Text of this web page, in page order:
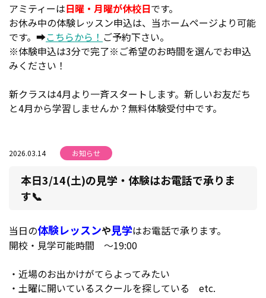
アミティーは日曜・月曜が休校日です。
お休み中の体験レッスン申込は、当ホームページより可能
です。➡こちらから！ ご予約下さい。
※体験申込は3分で完了※ご希望のお時間を選んでお申込
みください！
新クラスは4月より一斉スタートします。新しいお友だち
と4月から学習しませんか？無料体験受付中です。
2026.03.14 お知らせ
本日3/14(土)の見学・体験はお電話で承りま
す📞
当日の体験レッスンや見学はお電話で承ります。
開校・見学可能時間 ～19:00
・近場のお出かけがてらよってみたい
・土曜に開いているスクールを探している etc.